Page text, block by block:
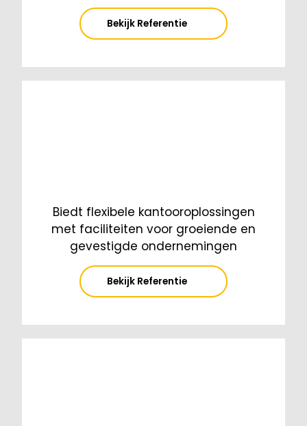
Bekijk Referentie
Biedt flexibele kantooroplossingen
met faciliteiten voor groeiende en
gevestigde ondernemingen
Bekijk Referentie